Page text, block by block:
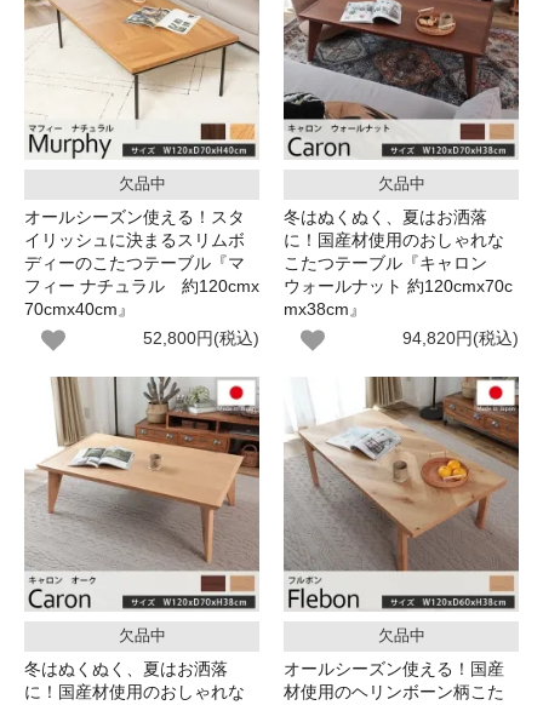
欠品中
オールシーズン使える！スタ
イリッシュに決まるスリムボ
ディーのこたつテーブル『マ
フィー ナチュラル 約120cmx
70cmx40cm』
52,800円(税込)
欠品中
冬はぬくぬく、夏はお洒落
に！国産材使用のおしゃれな
こたつテーブル『キャロン
ウォールナット 約120cmx70c
mx38cm』
94,820円(税込)
欠品中
冬はぬくぬく、夏はお洒落
に！国産材使用のおしゃれな
欠品中
オールシーズン使える！国産
材使用のヘリンボーン柄こた